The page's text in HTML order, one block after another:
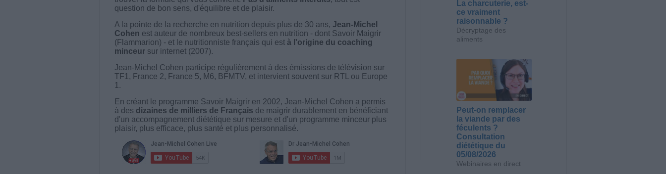
question de bon sens, d'équilibre et de plaisir.
A la pointe de la recherche en nutrition depuis plus de 30 ans, Jean-Michel
Cohen est auteur de nombreux best-sellers en nutrition - dont Savoir Maigrir
(Flammarion) - et le nutritionniste français qui est à l'origine du coaching
minceursur internet (2007).
Jean-Michel Cohen participe régulièrement à des émissions de télévision sur
TF1, France 2, France 5, M6, BFMTV, et intervient souvent sur RTL ou Europe
1.
En créant le programme Savoir Maigrir en 2002, Jean-Michel Cohen a permis
à des dizaines de milliers de Français de maigrir durablement en bénéficiant
d'un accompagnement diététique sur mesure et d'un programme minceur plus
plaisir, plus efficace, plus santé et plus personnalisé.
La charcuterie, est-
ce vraiment
raisonnable ?
Décryptage des
aliments
Peut-on remplacer
la viande par des
féculents ?
Consultation
diététique du
05/08/2026
Webinaires en direct